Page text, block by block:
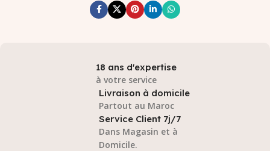
18 ans d'expertise
à votre service
Livraison à domicile
Partout au Maroc
Service Client 7j/7
Dans Magasin et à
Domicile.